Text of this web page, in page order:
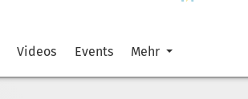
Videos Events Mehr